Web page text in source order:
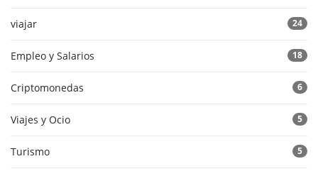
viajar 24
Empleo y Salarios 18
Criptomonedas 6
Viajes y Ocio 5
Turismo 5